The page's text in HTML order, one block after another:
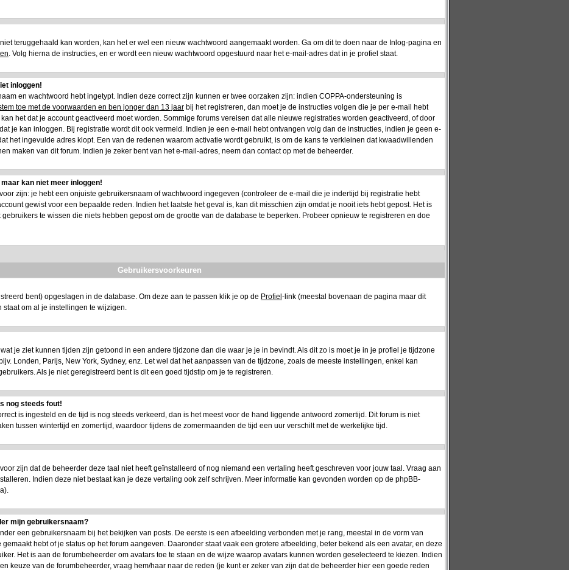
teruggehaald kan worden, kan het er wel een nieuw wachtwoord aangemaakt worden. Ga om dit te doen naar de Inlog-pagina en
. Volg hierna de instructies, en er wordt een nieuw wachtwoord opgestuurd naar het e-mail-adres dat in je profiel staat.
inloggen!
en wachtwoord hebt ingetypt. Indien deze correct zijn kunnen er twee oorzaken zijn: indien COPPA-ondersteuning is
toe met de voorwaarden en ben jonger dan 13 jaar bij het registreren, dan moet je de instructies volgen die je per e-mail hebt
het dat je account geactiveerd moet worden. Sommige forums vereisen dat alle nieuwe registraties worden geactiveerd, of door
je kan inloggen. Bij registratie wordt dit ook vermeld. Indien je een e-mail hebt ontvangen volg dan de instructies, indien je geen e-
het ingevulde adres klopt. Een van de redenen waarom activatie wordt gebruikt, is om de kans te verkleinen dat kwaadwillenden
maken van dit forum. Indien je zeker bent van het e-mail-adres, neem dan contact op met de beheerder.
kan niet meer inloggen!
zijn: je hebt een onjuiste gebruikersnaam of wachtwoord ingegeven (controleer de e-mail die je indertijd bij registratie hebt
gewist voor een bepaalde reden. Indien het laatste het geval is, kan dit misschien zijn omdat je nooit iets hebt gepost. Het is
te wissen die niets hebben gepost om de grootte van de database te beperken. Probeer opnieuw te registreren en doe
Gebruikersvoorkeuren
bent) opgeslagen in de database. Om deze aan te passen klik je op de Profiel -link (meestal bovenaan de pagina maar dit
staat om al je instellingen te wijzigen.
je ziet kunnen tijden zijn getoond in een andere tijdzone dan die waar je je in bevindt. Als dit zo is moet je in je profiel je tijdzone
Londen, Parijs, New York, Sydney, enz. Let wel dat het aanpassen van de tijdzone, zoals de meeste instellingen, enkel kan
Als je niet geregistreerd bent is dit een goed tijdstip om je te registreren.
nog steeds fout!
is ingesteld en de tijd is nog steeds verkeerd, dan is het meest voor de hand liggende antwoord zomertijd. Dit forum is niet
tussen wintertijd en zomertijd, waardoor tijdens de zomermaanden de tijd een uur verschilt met de werkelijke tijd.
zijn dat de beheerder deze taal niet heeft geïnstalleerd of nog niemand een vertaling heeft geschreven voor jouw taal. Vraag aan
Indien deze niet bestaat kan je deze vertaling ook zelf schrijven. Meer informatie kan gevonden worden op de phpBB-
mijn gebruikersnaam?
een gebruikersnaam bij het bekijken van posts. De eerste is een afbeelding verbonden met je rang, meestal in de vorm van
hebt of je status op het forum aangeven. Daaronder staat vaak een grotere afbeelding, beter bekend als een avatar, en deze
Het is aan de forumbeheerder om avatars toe te staan en de wijze waarop avatars kunnen worden geselecteerd te kiezen. Indien
keuze van de forumbeheerder, vraag hem/haar naar de reden (je kunt er zeker van zijn dat de beheerder hier een goede reden